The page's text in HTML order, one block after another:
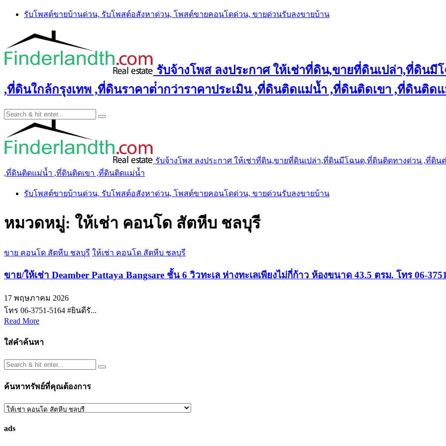
Skip
รับโพสต์ขายบ้านด่วน, รับโพสต์อสังหาด่วน, โพสต์ขายคอนโดด่วน, ขายด่วนรับลงขายบ้าน
รับจ้างโพส ลงประกาศ ให้เช่าที่ดิน,ขายที่ดินเปล่า,ที่ดิน
,ที่ดินใกล้กรุงเทพ ,ที่ดินราคาต่ํากว่าราคาประเมิน ,ที่ดินติดแม่น้ำ ,ที่ดินติดเขา ,ที่ดินติด
รับจ้างโพส ลงประกาศ ให้เช่าที่ดิน,ขายที่ดินเปล่า,ที่ดินมีโฉนด,ที่ดินติดทางด่วน ,ที่ดิน
,ที่ดินติดแม่น้ำ ,ที่ดินติดเขา ,ที่ดินติดแม่น้ำ
รับโพสต์ขายบ้านด่วน, รับโพสต์อสังหาด่วน, โพสต์ขายคอนโดด่วน, ขายด่วนรับลงขายบ้าน
หมวดหมู่: ให้เช่า คอนโด สัตหีบ ชลบุรี
ขาย คอนโด สัตหีบ ชลบุรี ให้เช่า คอนโด สัตหีบ ชลบุรี
ขาย/ให้เช่า Deamber Pattaya Bangsare ชั้น 6 วิวทะเล ห่างทะเลเพียงไม่กี่ก้าว ห้องขนาด 43.5 ตรม. โทร 06-
17 พฤษภาคม 2026
โทร 06-3751-5164 #ยินดีรั...
Read More
ใส่คำค้นหา
ค้นหาทรัพย์ที่คุณต้องการ
ค้นหา
ที่
ads